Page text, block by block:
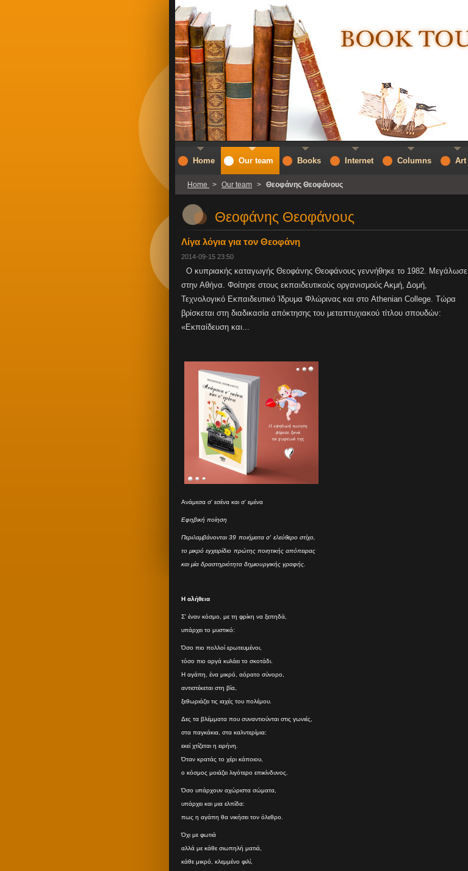
Home > Our team > Θεοφάνης Θεοφάνους
Θεοφάνης Θεοφάνους
Λίγα λόγια για τον Θεοφάνη
2014-09-15 23:50
Ο κυπριακής καταγωγής Θεοφάνης Θεοφάνους γεννήθηκε το 1982. Μεγάλωσε
στην Αθήνα. Φοίτησε στους εκπαιδευτικούς οργανισμούς Ακμή, Δομή,
Τεχνολογικό Εκπαιδευτικό Ίδρυμα Φλώρινας και στο Athenian College. Τώρα
βρίσκεται στη διαδικασία απόκτησης του μεταπτυχιακού τίτλου σπουδών:
«Εκπαίδευση και...
Ανάμεσα σ' εσένα και σ' εμένα
Εφηβική ποίηση
Περιλαμβάνονται 39 ποιήματα σ' ελεύθερο στίχο,
το μικρό εγχειρίδιο πρώτης ποιητικής απόπειρας
και μία δραστηριότητα δημιουργικής γραφής.
Η αλήθεια
Σ' έναν κόσμο, με τη φρίκη να ξεπηδά,
υπάρχει το μυστικό:
Όσο πιο πολλοί ερωτευμένοι,
τόσο πιο αργά κυλάει το σκοτάδι.
Η αγάπη, ένα μικρό, αόρατο σύνορο,
αντιστέκεται στη βία,
ξεθωριάζει τις ιαχές του πολέμου.
Δες τα βλέμματα που συναντιούνται στις γωνιές,
στα παγκάκια, στα καλντερίμια:
εκεί χτίζεται η ειρήνη.
Όταν κρατάς το χέρι κάποιου,
ο κόσμος μοιάζει λιγότερο επικίνδυνος.
Όσο υπάρχουν αχώριστα σώματα,
υπάρχει και μια ελπίδα:
πως η αγάπη θα νικήσει τον όλεθρο.
Όχι με φωτιά
αλλά με κάθε σιωπηλή ματιά,
κάθε μικρό, κλεμμένο φιλί,
Home Our team Books Internet Columns Art